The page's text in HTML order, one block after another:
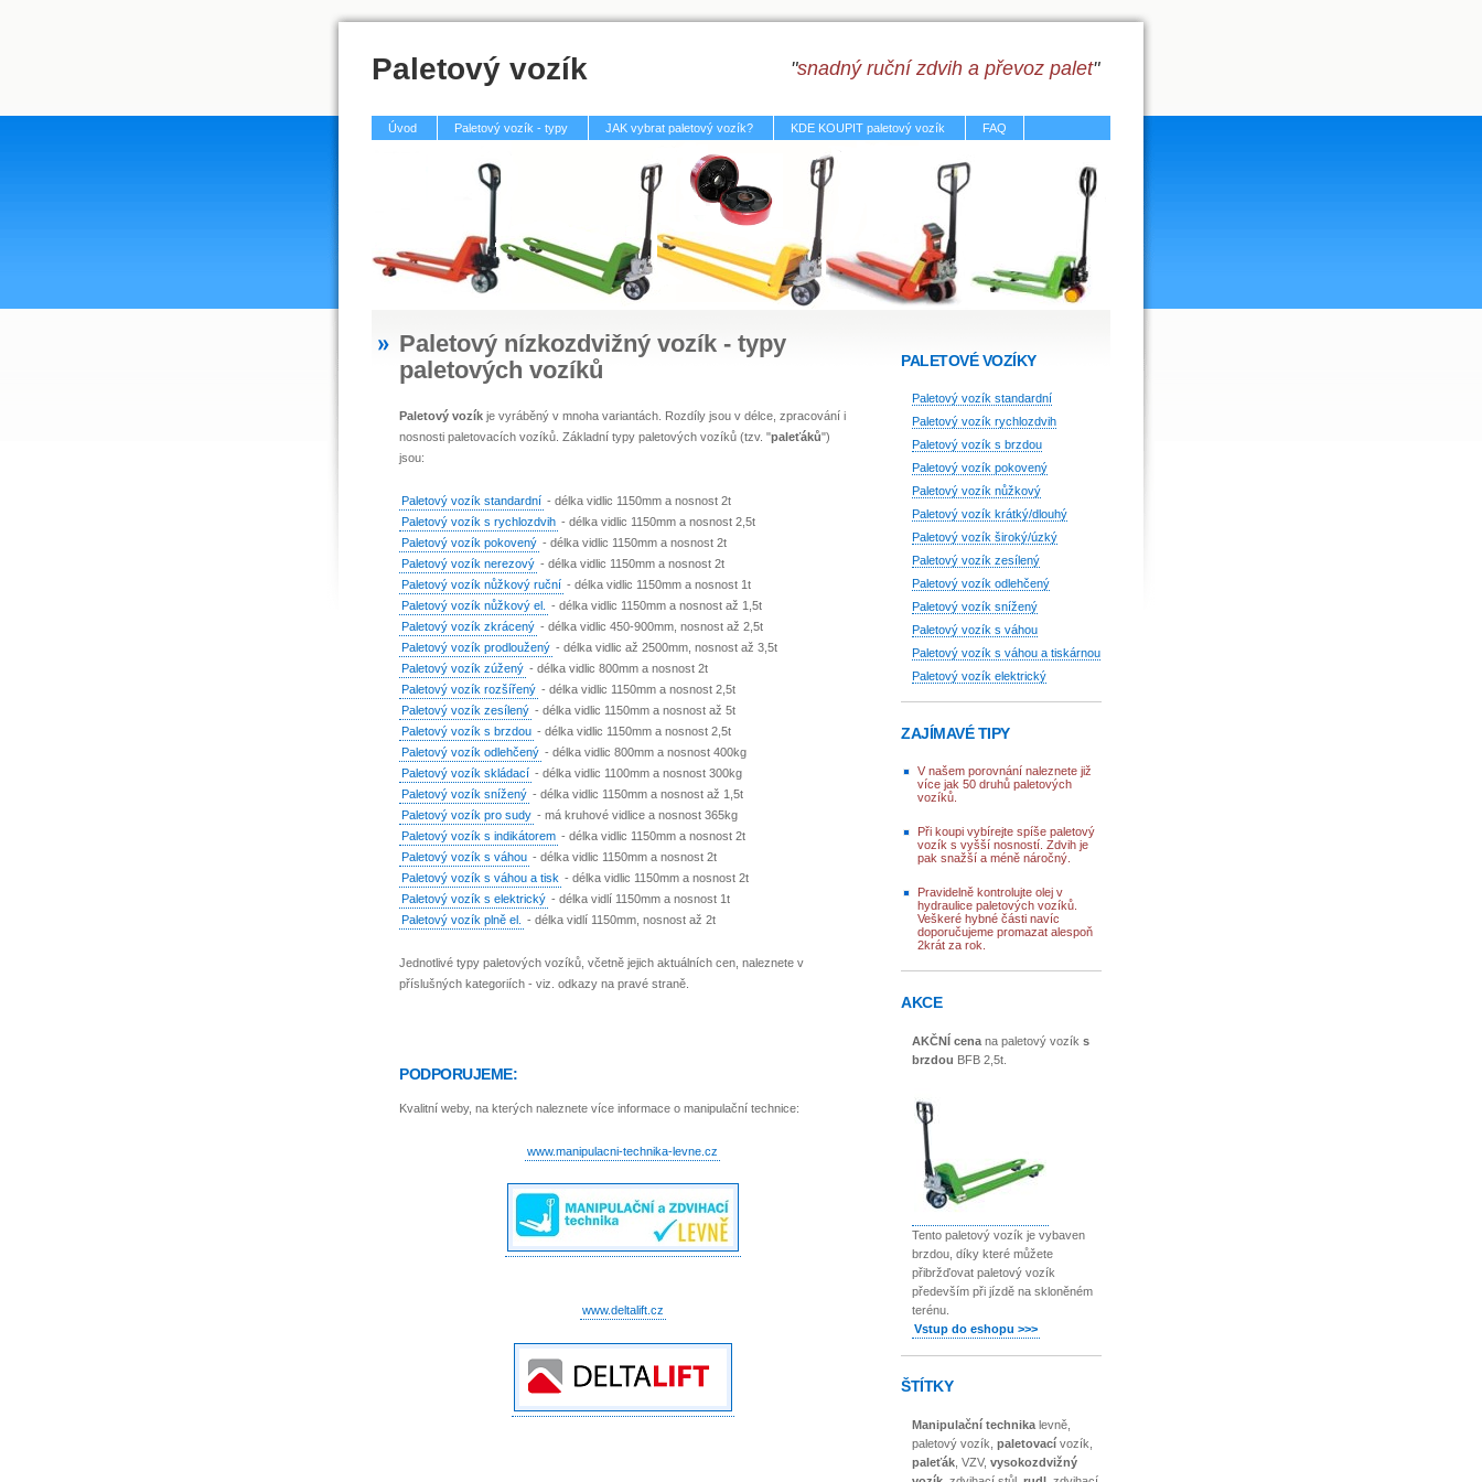
Paletový vozík "snadný ruční zdvih a převoz palet"
Úvod Paletový vozík - typy JAK vybrat paletový vozík? KDE KOUPIT paletový vozík FAQ
Paletový nízkozdvižný vozík - typy
paletových vozíků
Paletový vozík je vyráběný v mnoha variantách. Rozdíly jsou v délce, zpracování i
nosnosti paletovacích vozíků. Základní typy paletových vozíků (tzv. "paleťáků")
jsou:
Paletový vozík standardní - délka vidlic 1150mm a nosnost 2t
Paletový vozík s rychlozdvih - délka vidlic 1150mm a nosnost 2,5t
Paletový vozík pokovený - délka vidlic 1150mm a nosnost 2t
Paletový vozík nerezový - délka vidlic 1150mm a nosnost 2t
Paletový vozík nůžkový ruční - délka vidlic 1150mm a nosnost 1t
Paletový vozík nůžkový el.
- délka vidlic 1150mm a nosnost až 1,5t
Paletový vozík zkrácený - délka vidlic 450-900mm, nosnost až 2,5t
Paletový vozík prodloužený - délka vidlic až 2500mm, nosnost až 3,5t
Paletový vozík zúžený - délka vidlic 800mm a nosnost 2t
Paletový vozík rozšířený - délka vidlic 1150mm a nosnost 2,5t
Paletový vozík zesílený - délka vidlic 1150mm a nosnost až 5t
Paletový vozík s brzdou - délka vidlic 1150mm a nosnost 2,5t
Paletový vozík odlehčený - délka vidlic 800mm a nosnost 400kg
Paletový vozík skládací - délka vidlic 1100mm a nosnost 300kg
Paletový vozík snížený - délka vidlic 1150mm a nosnost až 1,5t
Paletový vozík pro sudy - má kruhové vidlice a nosnost 365kg
Paletový vozík s indikátorem - délka vidlic 1150mm a nosnost 2t
Paletový vozík s váhou - délka vidlic 1150mm a nosnost 2t
Paletový vozík s váhou a tisk - délka vidlic 1150mm a nosnost 2t
Paletový vozík s elektrický - délka vidlí 1150mm a nosnost 1t
Paletový vozík plně el.
- délka vidlí 1150mm, nosnost až 2t
Jednotlivé typy paletových vozíků, včetně jejich aktuálních cen, naleznete v
příslušných kategoriích - viz. odkazy na pravé straně.
PODPORUJEME:
Kvalitní weby, na kterých naleznete více informace o manipulační technice:
www.manipulacni-technika-levne.cz
www.deltalift.cz
PALETOVÉ VOZÍKY
Paletový vozík standardní
Paletový vozík rychlozdvih
Paletový vozík s brzdou
Paletový vozík pokovený
Paletový vozík nůžkový
Paletový vozík krátký/dlouhý
Paletový vozík široký/úzký
Paletový vozík zesílený
Paletový vozík odlehčený
Paletový vozík snížený
Paletový vozík s váhou
Paletový vozík s váhou a tiskárnou
Paletový vozík elektrický
ZAJÍMAVÉ TIPY
V našem porovnání naleznete již
více jak 50 druhů paletových
vozíků.
Při koupi vybírejte spíše paletový
vozík s vyšší nosností. Zdvih je
pak snažší a méně náročný.
Pravidelně kontrolujte olej v
hydraulice paletových vozíků.
Veškeré hybné části navíc
doporučujeme promazat alespoň
2krát za rok.
AKCE
AKČNÍ cena na paletový vozík s
brzdou BFB 2,5t.
Tento paletový vozík je vybaven
brzdou, díky které můžete
přibržďovat paletový vozík
především při jízdě na skloněném
terénu.
Vstup do eshopu >>>
ŠTÍTKY
Manipulační technika levně,
paletový vozík, paletovací vozík,
paleťák , VZV, vysokozdvižný